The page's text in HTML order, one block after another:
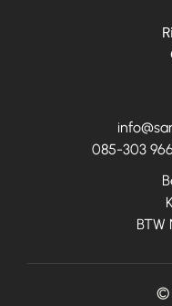
085-303
BTW
©